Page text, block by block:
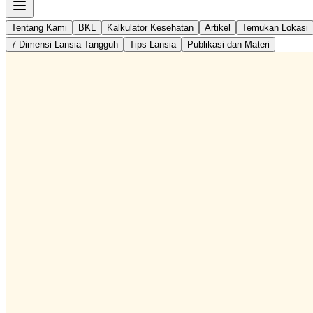
Tentang Kami BKL Kalkulator Kesehatan Artikel Temukan Lokasi
7 Dimensi Lansia Tangguh
Tips Lansia Publikasi dan Materi